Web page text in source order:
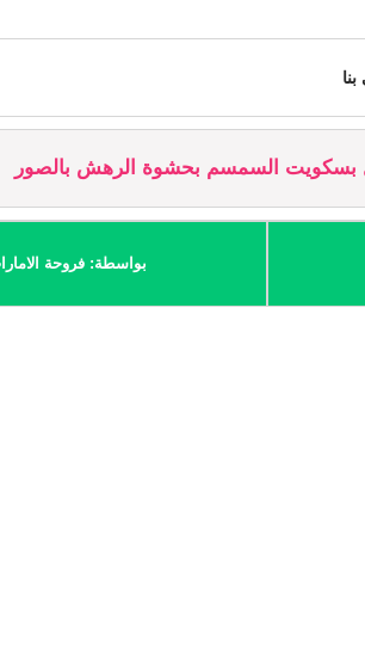
السمسم بحشوة الرهش بالصور
بواسطة: فروحة